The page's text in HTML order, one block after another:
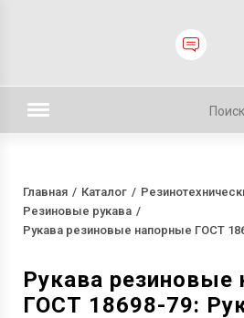
Главная Каталог
Резиновые рукава
Рукава резиновые напорные ГОСТ
Рукава резиновые
ГОСТ 18698-79: